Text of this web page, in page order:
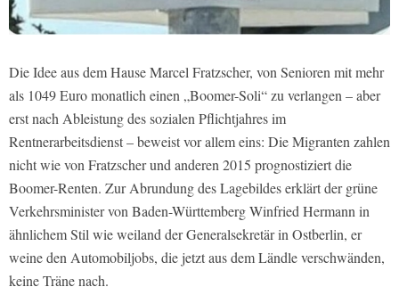
Die Idee aus dem Hause Marcel Fratzscher, von Senioren mit mehr
als 1049 Euro monatlich einen „Boomer-Soli“ zu verlangen – aber
erst nach Ableistung des sozialen Pflichtjahres im
Rentnerarbeitsdienst – beweist vor allem eins: Die Migranten zahlen
nicht wie von Fratzscher und anderen 2015 prognostiziert die
Boomer-Renten. Zur Abrundung des Lagebildes erklärt der grüne
Verkehrsminister von Baden-Württemberg Winfried Hermann in
ähnlichem Stil wie weiland der Generalsekretär in Ostberlin, er
weine den Automobiljobs, die jetzt aus dem Ländle verschwänden,
keine Träne nach.